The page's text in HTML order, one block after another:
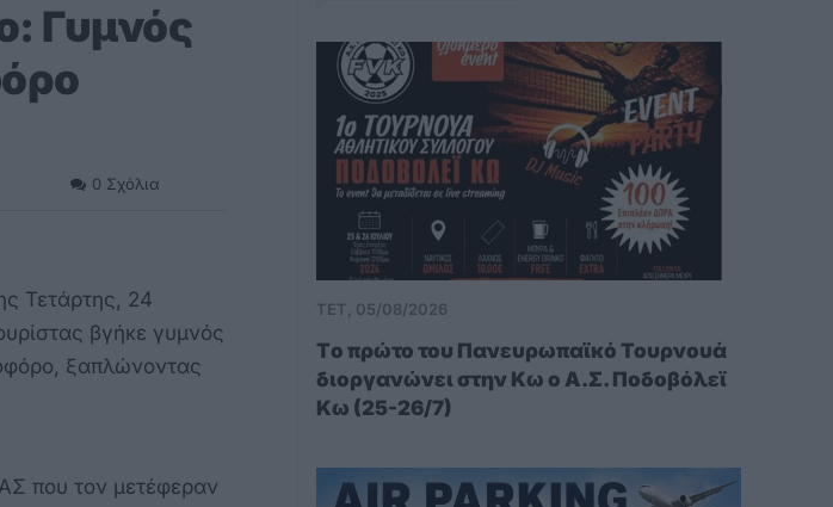
Γυμνός
0 Σχόλια
Τετάρτης, 24
βγήκε γυμνός
ξαπλώνοντας
που τον μετέφεραν
ΤΕΤ, 05/08/2026
Tο πρώτο του Πανευρωπαϊκό Τουρνουά
διοργανώνει στην Κω ο Α.Σ. Ποδοβόλεϊ
Κω (25-26/7)